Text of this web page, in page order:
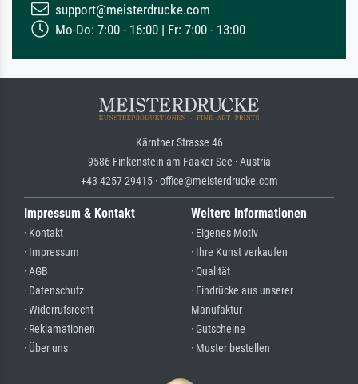
support@meisterdrucke.com
Mo-Do: 7:00 - 16:00 | Fr: 7:00 - 13:00
Kärntner Strasse 46
9586 Finkenstein am Faaker See · Austria
+43 4257 29415 · office@meisterdrucke.com
Impressum & Kontakt
· Kontakt
· Impressum
· AGB
· Datenschutz
· Widerrufsrecht
· Reklamationen
· Über uns
Weitere Informationen
· Eigenes Motiv
· Ihre Kunst verkaufen
· Qualität
· Eindrücke aus unserer
Manufaktur
· Gutscheine
· Muster bestellen